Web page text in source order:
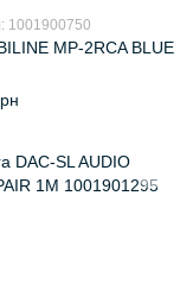
1001900750
MP-2RCA BLUE